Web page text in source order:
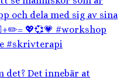
det? Det innebär at